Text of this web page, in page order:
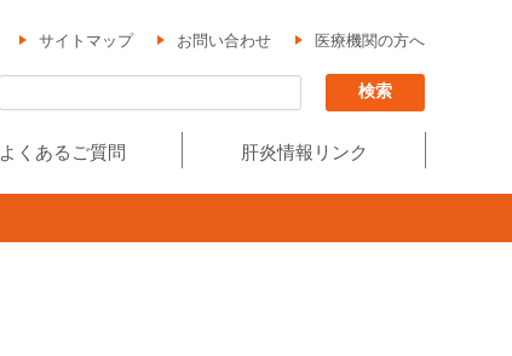
サイトマップ お問い合わせ 医療機関の方へ
よくあるご質問 肝炎情報リンク